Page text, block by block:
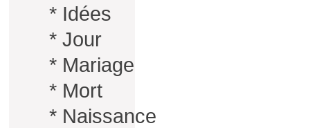
* Idées
* Jour
* Mariage
* Mort
* Naissance